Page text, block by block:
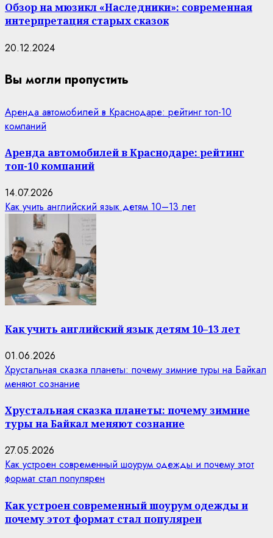
Обзор на мюзикл «Наследники»: современная
интерпретация старых сказок
20.12.2024
Вы могли пропустить
Аренда автомобилей в Краснодаре: рейтинг топ-10
компаний
Аренда автомобилей в Краснодаре: рейтинг
топ-10 компаний
14.07.2026
Как учить английский язык детям 10–13 лет
Как учить английский язык детям 10–13 лет
01.06.2026
Хрустальная сказка планеты: почему зимние туры на Байкал
меняют сознание
Хрустальная сказка планеты: почему зимние
туры на Байкал меняют сознание
27.05.2026
Как устроен современный шоурум одежды и почему этот
формат стал популярен
Как устроен современный шоурум одежды и
почему этот формат стал популярен